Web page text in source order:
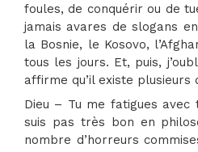
foules, de conquérir ou de
jamais avares de slogans
la Bosnie, le Kosovo,
tous les jours. Et, puis,
affirme qu’il existe plusieurs
Dieu – Tu me fatigues avec
suis pas très bon en
nombre d’horreurs